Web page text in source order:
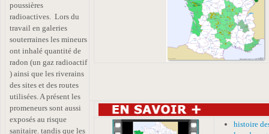
poussières
radioactives. Lors du
travail en galeries
souterraines les mineurs
ont inhalé quantité de
radon (un gaz radioactif
) ainsi que les riverains
des sites et des routes
utilisées. A présent les
promeneurs sont aussi
exposés au risque
sanitaire. tandis que les
histoire